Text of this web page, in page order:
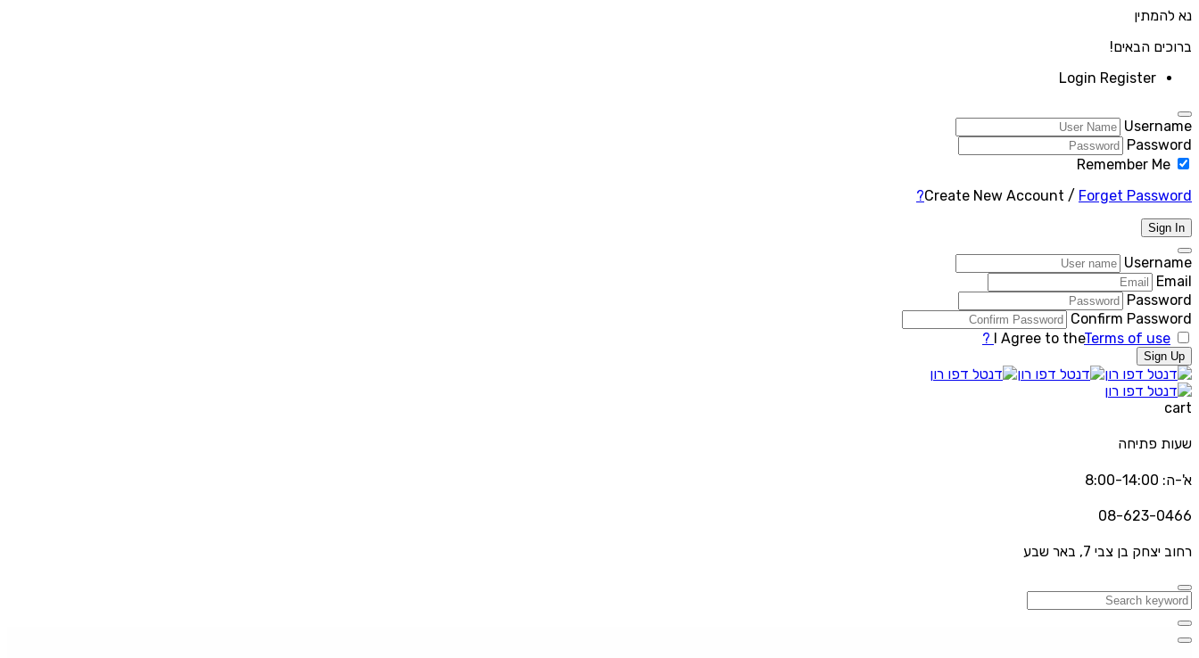
נא להמתין
ברוכים הבאים!
Login Register
Username
Password
Remember Me
Create New Account / Forget Password?
Sign In
Username
Email
Password
Confirm Password
I Agree to theTerms of use ?
Sign Up
cart
שעות פתיחה
א'-ה: 8:00-14:00
08-623-0466
רחוב יצחק בן צבי 7, באר שבע